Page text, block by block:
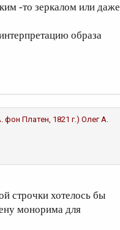
-то зеркалом или даже
образа
фон Платен, 1821 г.) Олег А.
строчки хотелось бы
монорима для